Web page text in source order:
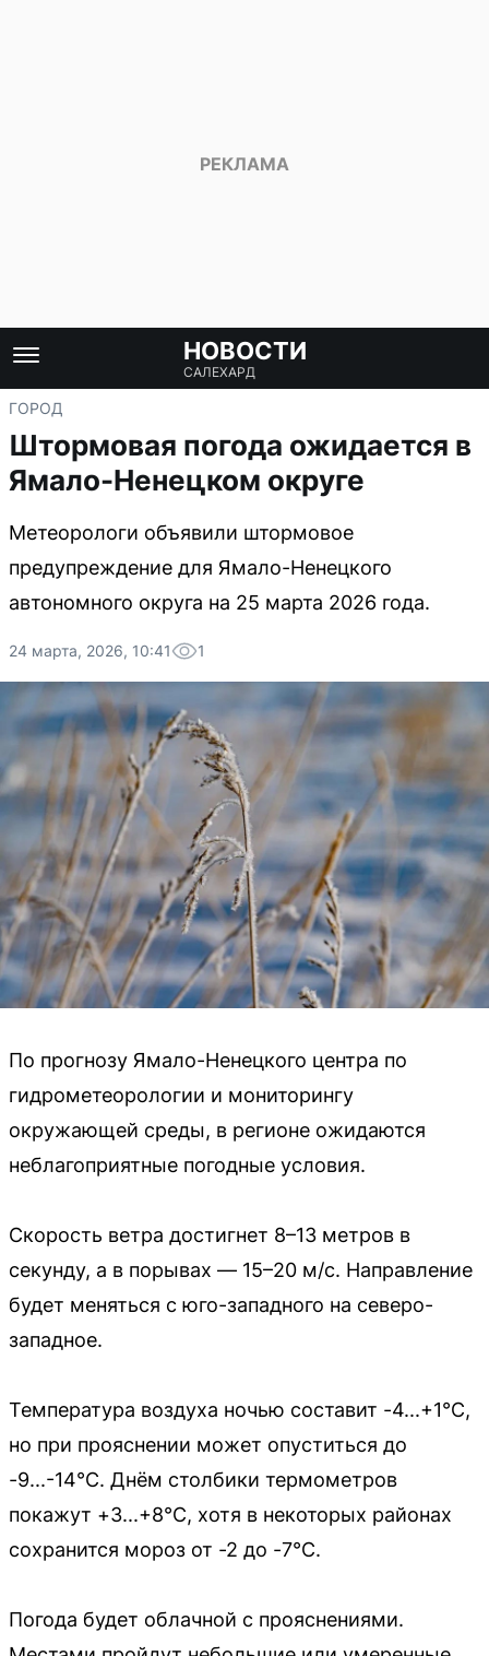
НОВОСТИ
САЛЕХАРД
ГОРОД
Штормовая погода ожидается в
Ямало-Ненецком округе
Метеорологи объявили штормовое
предупреждение для Ямало-Ненецкого
автономного округа на 25 марта 2026 года.
24 марта, 2026, 10:41 1
По прогнозу Ямало-Ненецкого центра по
гидрометеорологии и мониторингу
окружающей среды, в регионе ожидаются
неблагоприятные погодные условия.
Скорость ветра достигнет 8–13 метров в
секунду, а в порывах — 15–20 м/с. Направление
будет меняться с юго-западного на северо-
западное.
Температура воздуха ночью составит -4...+1°C,
но при прояснении может опуститься до
-9...-14°C. Днём столбики термометров
покажут +3...+8°C, хотя в некоторых районах
сохранится мороз от -2 до -7°C.
Погода будет облачной с прояснениями.